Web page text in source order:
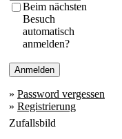
Beim nächsten
Besuch
automatisch
anmelden?
» Password vergessen
» Registrierung
Zufallsbild